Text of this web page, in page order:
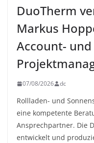
DuoTherm
Markus
Account- und
07/08/2026 dc
Rollladen- und
eine kompetente
Ansprechpartner. Die
entwickelt und